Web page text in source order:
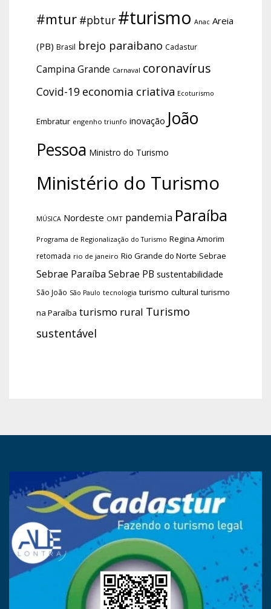
#mtur #pbtur #turismo Anac Areia
(PB) Brasil brejo paraibano Cadastur
Campina Grande Carnaval coronavírus
Covid-19 economia criativa Ecoturismo
Embratur engenho triunfo inovação João
Pessoa Ministro do Turismo
Ministério do Turismo
MÚSICA Nordeste OMT pandemia Paraíba
Programa de Regionalização do Turismo Regina Amorim
retomada rio de janeiro Rio Grande do Norte Sebrae
Sebrae Paraíba Sebrae PB sustentabilidade
São João São Paulo tecnologia turismo cultural turismo
na Paraíba turismo rural Turismo
sustentável